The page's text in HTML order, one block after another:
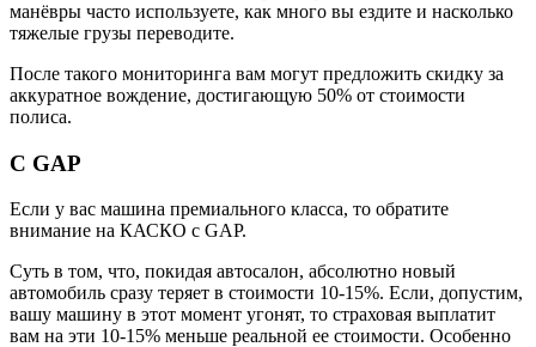
манёвры часто используете, как много вы ездите и насколько
тяжелые грузы переводите.
После такого мониторинга вам могут предложить скидку за
аккуратное вождение, достигающую 50% от стоимости
полиса.
С GAP
Если у вас машина премиального класса, то обратите
внимание на КАСКО с GAP.
Суть в том, что, покидая автосалон, абсолютно новый
автомобиль сразу теряет в стоимости 10-15%. Если, допустим,
вашу машину в этот момент угонят, то страховая выплатит
вам на эти 10-15% меньше реальной ее стоимости. Особенно